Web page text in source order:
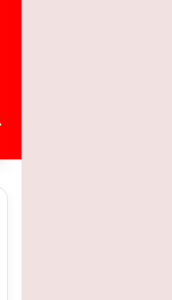
Search for